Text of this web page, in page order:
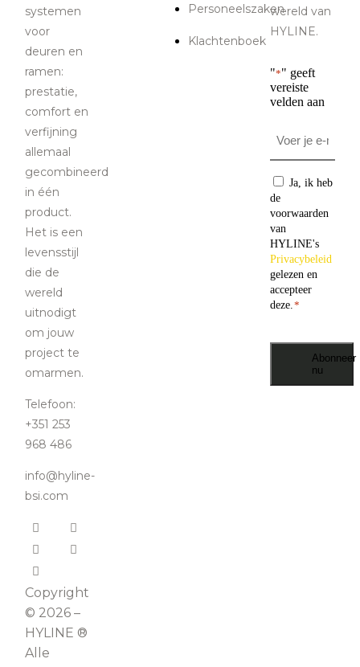
systemen
voor
deuren en
ramen:
prestatie,
comfort en
verfijning
allemaal
gecombineerd
in één
product.
Het is een
levensstijl
die de
wereld
uitnodigt
om jouw
project te
omarmen.
Telefoon:
+351 253
968 486
info@hyline-
bsi.com
Copyright
© 2026 –
HYLINE ®
Alle
Personeelszaken
Klachtenboek
wereld van
HYLINE.
"*" geeft
vereiste
velden aan
Ja, ik heb
de
voorwaarden
van
HYLINE's
Privacybeleid
gelezen en
accepteer
deze.*
Abonneer
nu